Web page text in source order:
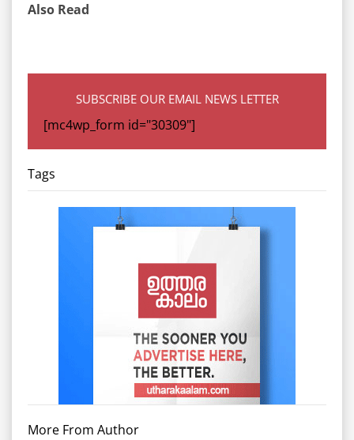
Also Read
SUBSCRIBE OUR EMAIL NEWS LETTER
[mc4wp_form id="30309"]
Tags
More From Author